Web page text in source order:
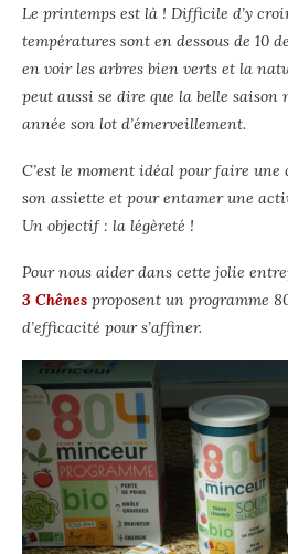
Le printemps est là ! Difficile d’y
températures sont en dessous de 10
en voir les arbres bien verts et la
peut aussi se dire que la belle saison
année son lot d’émerveillement.
C’est le moment idéal pour faire
son assiette et pour entamer une
Un objectif : la légèreté !
Pour nous aider dans cette jolie
3 Chênes proposent un programme
d’efficacité pour s’affiner.